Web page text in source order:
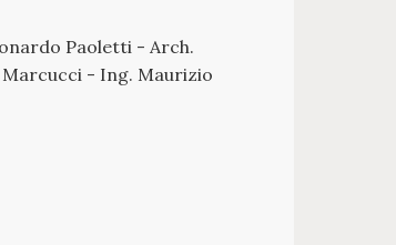
Paoletti - Arch.
- Ing. Maurizio